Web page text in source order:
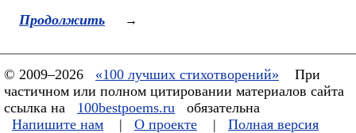
Продолжить →
© 2009–2026 «100 лучших стихотворений»
При
частичном или полном цитировании материалов сайта
ссылка на
100bestpoems.ru
обязательна
Напишите нам
| О проекте | Полная версия